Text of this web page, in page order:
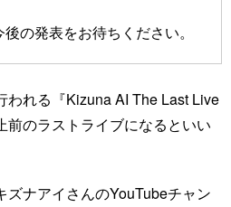
の発表をお待ちください。
われる『Kizuna AI The Last Live
前のラストライブになるといい
ズナアイさんのYouTubeチャン